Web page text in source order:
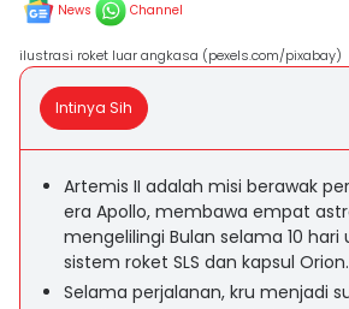
News Channel
ilustrasi roket luar angkasa (pexels.com/pixabay)
Intinya Sih
Artemis II adalah misi berawak
era Apollo, membawa empat
mengelilingi Bulan selama 10
sistem roket SLS dan kapsul Orion.
Selama perjalanan, kru menjadi